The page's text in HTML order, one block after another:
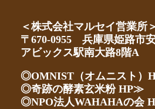
＜株式会社マルセイ営業所
〒670-0955 兵庫県姫路市
アビックス駅南大路8階A
◎OMNIST（オムニスト）
◎奇跡の酵素玄米粉 HP≫
◎NPO法人WAHAHAの会